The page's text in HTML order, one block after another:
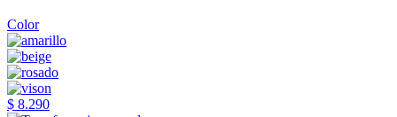
Color
$ 8.290